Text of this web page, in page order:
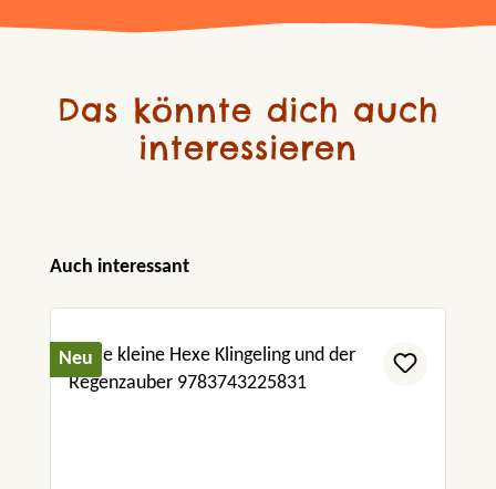
Das könnte dich auch
interessieren
Produktgalerie überspringen
Auch interessant
Neu